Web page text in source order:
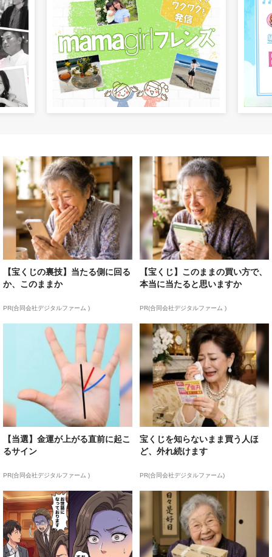
【宝くじの裏技】当たる側に回る
か、このままか
PR(合同会社デジタルファーム )
【宝くじ】このままの買い方で、
本当に当たると思いますか
PR(合同会社デジタルファーム )
【当選】金運が上がる直前に起こ
るサイン
PR(合同会社デジタルファーム )
宝くじを知らないまま買う人ほ
ど、外れ続けます
PR(合同会社デジタルファーム)